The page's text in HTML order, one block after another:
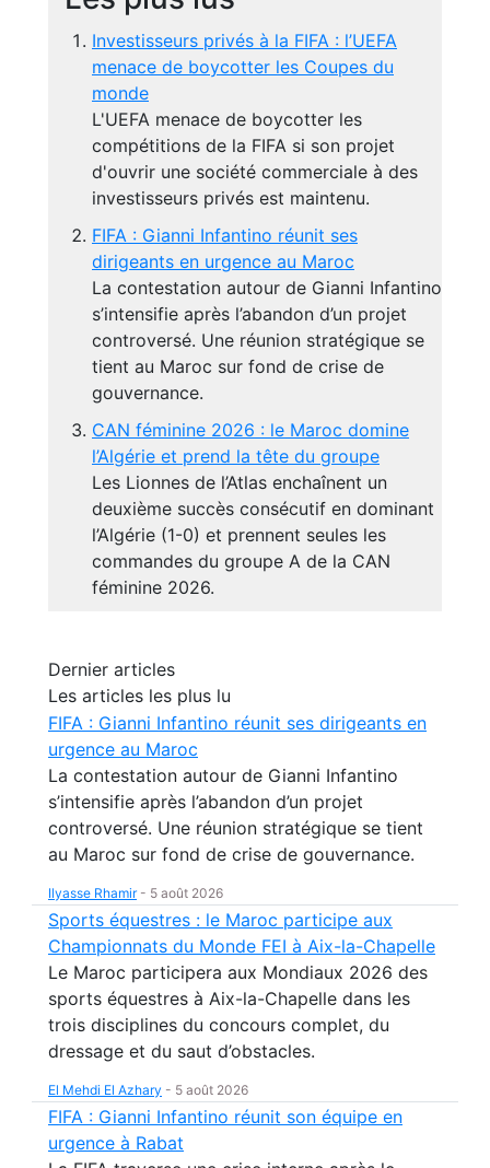
Investisseurs privés à la FIFA : l’UEFA
menace de boycotter les Coupes du
monde
L'UEFA menace de boycotter les
compétitions de la FIFA si son projet
d'ouvrir une société commerciale à des
investisseurs privés est maintenu.
FIFA : Gianni Infantino réunit ses
dirigeants en urgence au Maroc
La contestation autour de Gianni Infantino
s’intensifie après l’abandon d’un projet
controversé. Une réunion stratégique se
tient au Maroc sur fond de crise de
gouvernance.
CAN féminine 2026 : le Maroc domine
l’Algérie et prend la tête du groupe
Les Lionnes de l’Atlas enchaînent un
deuxième succès consécutif en dominant
l’Algérie (1-0) et prennent seules les
commandes du groupe A de la CAN
féminine 2026.
Dernier articles
Les articles les plus lu
FIFA : Gianni Infantino réunit ses dirigeants en
urgence au Maroc
La contestation autour de Gianni Infantino
s’intensifie après l’abandon d’un projet
controversé. Une réunion stratégique se tient
au Maroc sur fond de crise de gouvernance.
Ilyasse Rhamir- 5 août 2026
Sports équestres : le Maroc participe aux
Championnats du Monde FEI à Aix-la-Chapelle
Le Maroc participera aux Mondiaux 2026 des
sports équestres à Aix-la-Chapelle dans les
trois disciplines du concours complet, du
dressage et du saut d’obstacles.
El Mehdi El Azhary - 5 août 2026
FIFA : Gianni Infantino réunit son équipe en
urgence à Rabat